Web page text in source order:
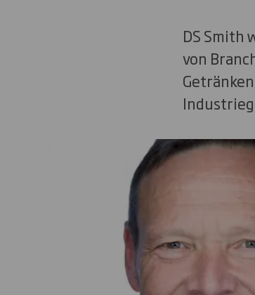
DS Smith
von